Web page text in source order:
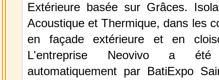
Extérieure basée sur Grâces.
Acoustique et Thermique, dans les
en façade extérieure et en
L'entreprise Neovivo a été
automatiquement par BatiExpo